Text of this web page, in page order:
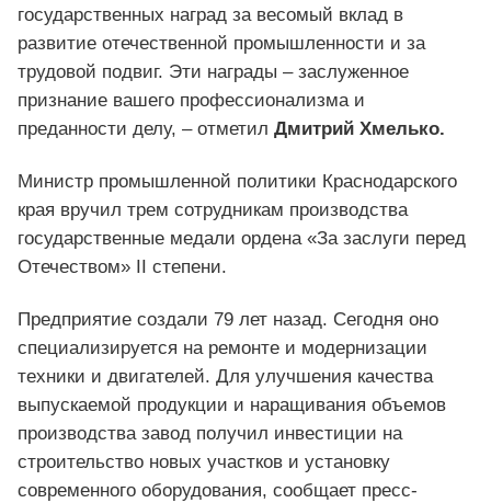
государственных наград за весомый вклад в
развитие отечественной промышленности и за
трудовой подвиг. Эти награды – заслуженное
признание вашего профессионализма и
преданности делу, – отметил Дмитрий Хмелько.
Министр промышленной политики Краснодарского
края вручил трем сотрудникам производства
государственные медали ордена «За заслуги перед
Отечеством» II степени.
Предприятие создали 79 лет назад. Сегодня оно
специализируется на ремонте и модернизации
техники и двигателей. Для улучшения качества
выпускаемой продукции и наращивания объемов
производства завод получил инвестиции на
строительство новых участков и установку
современного оборудования, сообщает пресс-